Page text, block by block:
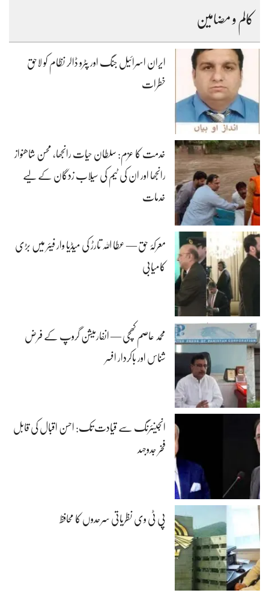
کالم و مضامین
ایران اسرائیل جنگ اور پٹرو ڈالر نظام کو لاحق
خطرات
خدمت کا عزم: سلطان حیات رانجھا، محسن شاھنواز
رانجھا اور ان کی ٹیم کی سیلاب زدگان کے لیے
خدمات
معرکۂ حق — عطا اللہ تارڑ کی میڈیا وار فیئر میں بڑی
کامیابی
محمد عاصم کھچی — انفارمیشن گروپ کے فرض
شناس اور باکردار افسر
انجینئرنگ سے قیادت تک: احسن اقبال کی قابل
فخر جدوجہد
پی ٹی وی نظریاتی سرحدوں کا محافظ